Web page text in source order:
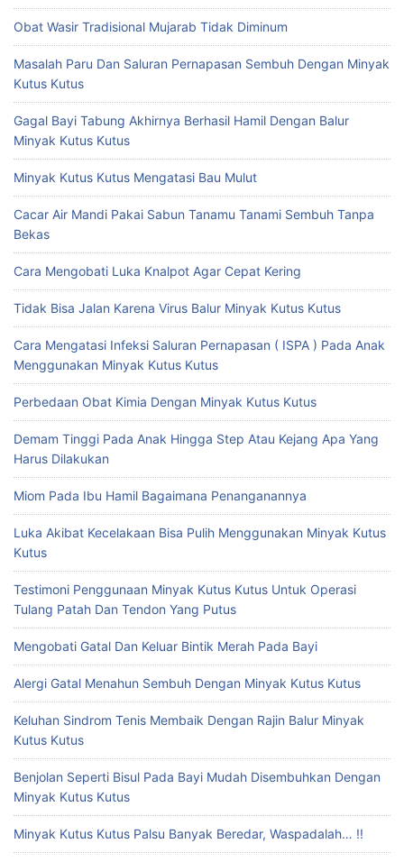
Obat Wasir Tradisional Mujarab Tidak Diminum
Masalah Paru Dan Saluran Pernapasan Sembuh Dengan Minyak
Kutus Kutus
Gagal Bayi Tabung Akhirnya Berhasil Hamil Dengan Balur
Minyak Kutus Kutus
Minyak Kutus Kutus Mengatasi Bau Mulut
Cacar Air Mandi Pakai Sabun Tanamu Tanami Sembuh Tanpa
Bekas
Cara Mengobati Luka Knalpot Agar Cepat Kering
Tidak Bisa Jalan Karena Virus Balur Minyak Kutus Kutus
Cara Mengatasi Infeksi Saluran Pernapasan ( ISPA ) Pada Anak
Menggunakan Minyak Kutus Kutus
Perbedaan Obat Kimia Dengan Minyak Kutus Kutus
Demam Tinggi Pada Anak Hingga Step Atau Kejang Apa Yang
Harus Dilakukan
Miom Pada Ibu Hamil Bagaimana Penanganannya
Luka Akibat Kecelakaan Bisa Pulih Menggunakan Minyak Kutus
Kutus
Testimoni Penggunaan Minyak Kutus Kutus Untuk Operasi
Tulang Patah Dan Tendon Yang Putus
Mengobati Gatal Dan Keluar Bintik Merah Pada Bayi
Alergi Gatal Menahun Sembuh Dengan Minyak Kutus Kutus
Keluhan Sindrom Tenis Membaik Dengan Rajin Balur Minyak
Kutus Kutus
Benjolan Seperti Bisul Pada Bayi Mudah Disembuhkan Dengan
Minyak Kutus Kutus
Minyak Kutus Kutus Palsu Banyak Beredar, Waspadalah… !!